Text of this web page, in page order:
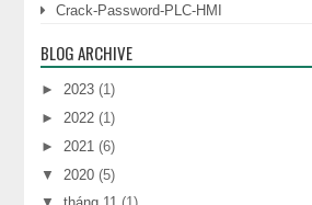
Crack-Password-PLC-HMI
BLOG ARCHIVE
► 2023 (1)
►2022 (1)
►2021 (6)
▼
2020 (5)